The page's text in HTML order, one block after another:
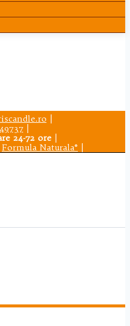
|
24-72 ore
Formula Naturala®